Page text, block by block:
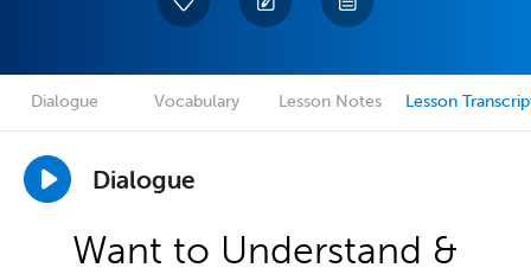
Dialogue Vocabulary Lesson Notes Lesson
Dialogue
Want to Understand &